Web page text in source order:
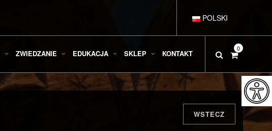
POLSKI
DEUTSCH
ESPAÑOL
ZWIEDZANIE EDUKACJA SKLEP KONTAKT
0
WSTECZ